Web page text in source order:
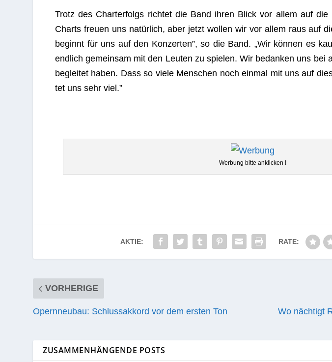
Trotz des Chart­erfolgs rich­tet die Band ihren Blick vor allem auf die
Charts freuen uns natür­lich, aber jetzt wol­len wir vor allem raus auf
beginnt für uns auf den Kon­zer­ten”, so die Band. „Wir kön­nen es
end­lich gemein­sam mit den Leu­ten zu spie­len. Wir bedan­ken uns bei
beglei­tet haben. Dass so viele Men­schen noch ein­mal mit uns auf
tet uns sehr viel.”
Wer­bung bitte anklicken !
AKTIE: RATE:
VORHERIGE
Opernneubau: Schlussakkord vor dem ersten Ton
Wo nächtigt
ZUSAMMENHÄNGENDE POSTS